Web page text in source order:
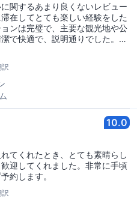
関するあまり良くないレビュー
在してとても楽しい経験をした
ンは完璧で、主要な観光地や公
で快適で、説明通りでした。チ
てくれたエイト・チェリーはフ
歓迎してくれ、親切でした。ま
妻も素晴らしかったです。彼ら
で買う必要がないように、無料
ジがあるので、食べ物を買って
を訪れる誰にでもこの場所を強
もここに泊まることに間違いあ
10.0
てくれたとき、とても素晴らし
迎してくれました。非常に手頃
約します。